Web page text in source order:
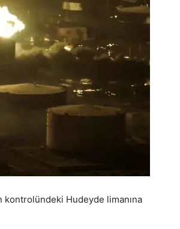
kontrolündeki Hudeyde limanına